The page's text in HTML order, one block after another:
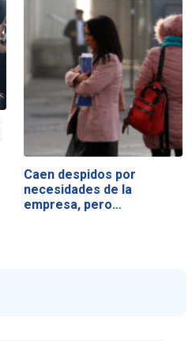
Caen despidos por
necesidades de la
empresa, pero…